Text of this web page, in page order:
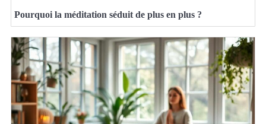
Pourquoi la méditation séduit de plus en plus ?